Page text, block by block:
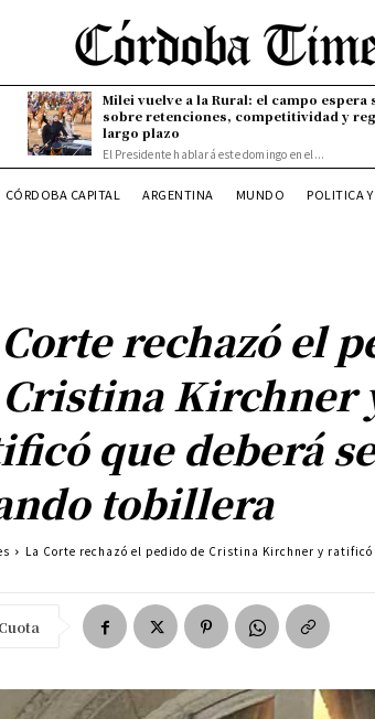
Milei vuelve a la Rural: el campo espera
sobre retenciones, competitividad y
largo plazo
El Presidente hablará este domingo en el...
CÓRDOBA CAPITAL ARGENTINA MUNDO POLITICA
rechazó el
Kirchner
que deberá
tobillera
La Corte rechazó el pedido de Cristina Kirchner y ratificó
Cuota